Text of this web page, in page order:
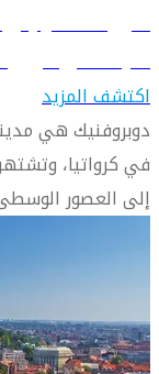
دليل السفر
تعرّف على
اكتشف المزيد
دوبروفنيك هي
في كرواتيا،
إلى العصور